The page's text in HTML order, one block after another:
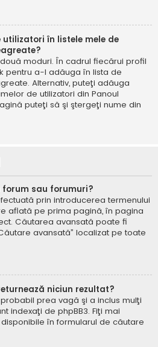
în listele mele de
moduri. În cadrul fiecărui profil
pentru a-l adăuga în lista de
Alternativ, puteţi adăuga
de utilizatori din Panoul
puteţi să şi ştergeţi nume din
sau forumuri?
prin introducerea termenului
aflată pe prima pagină, în pagina
Căutarea avansată poate fi
avansată” localizat pe toate
niciun rezultat?
prea vagă şi a inclus mulţi
indexaţi de phpBB3. Fiţi mai
în formularul de căutare